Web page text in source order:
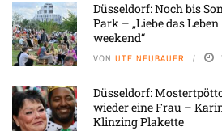
Düsseldorf: Noch bis
Park – „Liebe das
weekend“
VON UTE NEUBAUER
Düsseldorf:
wieder eine Frau –
Klinzing Plakette